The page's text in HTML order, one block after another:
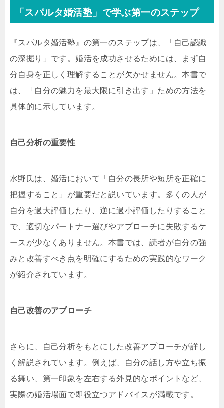
「スパルタ婚活塾」で学ぶ第一のステップ
『スパルタ婚活塾』の第一のステップは、「自己認識
の深掘り」です。婚活を成功させるためには、まず自
分自身を正しく理解することが欠かせません。本書で
は、「自分の魅力を最大限に引き出す」ための方法を
具体的に示しています。
自己分析の重要性
水野氏は、婚活において「自分の長所や短所を正確に
把握すること」が重要だと説いています。多くの人が
自分を過大評価したり、逆に過小評価したりすること
で、適切なパートナー選びやアプローチに失敗するケ
ースが少なくありません。本書では、読者が自分の強
みと改善すべき点を明確にするための実践的なワーク
が紹介されています。
自己改善のアプローチ
さらに、自己分析をもとにした改善アプローチが詳し
く解説されています。例えば、自分の話し方や立ち振
る舞い、第一印象を左右する外見的なポイントなど、
実際の婚活場面で即役立つアドバイスが満載です。